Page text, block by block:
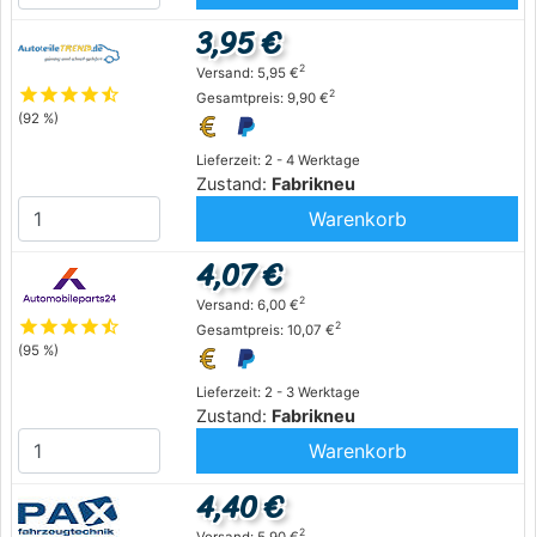
starstarstarstarstar_half
(92 %)
Lieferzeit: 2 - 4 Werktage
Zustand: Fabrikneu
3,95 €
Versand: 5,95 €2
Gesamtpreis: 9,90 €2
Warenkorb
starstarstarstarstar_half
(95 %)
Lieferzeit: 2 - 3 Werktage
Zustand: Fabrikneu
4,07 €
Versand: 6,00 €2
Gesamtpreis: 10,07 €2
Warenkorb
4,40 €
2